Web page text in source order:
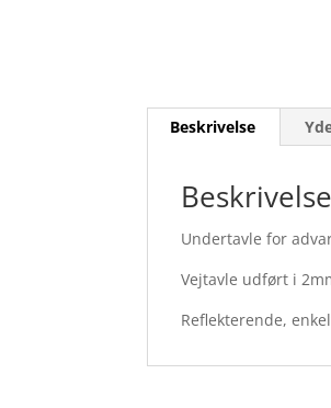
Beskrivelse
Beskrivelse
Undertavle for
Vejtavle udført i
Reflekterende,